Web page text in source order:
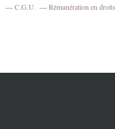
C.G.U. Rémunération en